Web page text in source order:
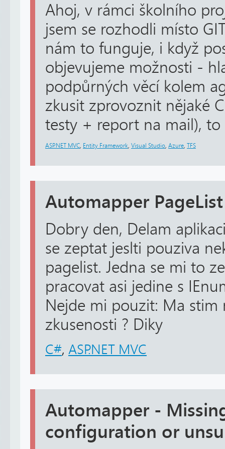
Ahoj, v rámci školního
jsem se rozhodli místo
nám to funguje, i když
objevujeme možnosti -
podpůrných věcí kolem
zkusit zprovoznit nějaké
testy + report na mail), to
ASP.NET MVC Entity Framework Visual Studio Azure TFS
Automapper PageList
Dobry den, Delam
se zeptat jeslti pouziva
pagelist. Jedna se mi to
pracovat asi jedine s
Nejde mi pouzit: Ma stim
zkusenosti ? Diky
C#, ASP.NET MVC
Automapper -
configuration or